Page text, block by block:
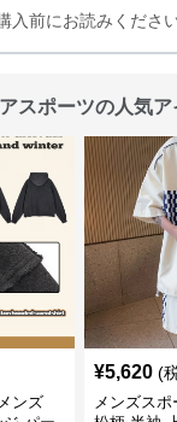
入前にお読みください
スポーツの人気ア
ンズ
¥5,620 (
メンズス